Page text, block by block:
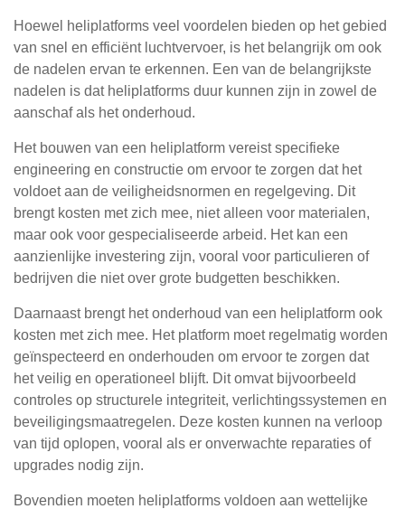
Hoewel heliplatforms veel voordelen bieden op het gebied
van snel en efficiënt luchtvervoer, is het belangrijk om ook
de nadelen ervan te erkennen. Een van de belangrijkste
nadelen is dat heliplatforms duur kunnen zijn in zowel de
aanschaf als het onderhoud.
Het bouwen van een heliplatform vereist specifieke
engineering en constructie om ervoor te zorgen dat het
voldoet aan de veiligheidsnormen en regelgeving. Dit
brengt kosten met zich mee, niet alleen voor materialen,
maar ook voor gespecialiseerde arbeid. Het kan een
aanzienlijke investering zijn, vooral voor particulieren of
bedrijven die niet over grote budgetten beschikken.
Daarnaast brengt het onderhoud van een heliplatform ook
kosten met zich mee. Het platform moet regelmatig worden
geïnspecteerd en onderhouden om ervoor te zorgen dat
het veilig en operationeel blijft. Dit omvat bijvoorbeeld
controles op structurele integriteit, verlichtingssystemen en
beveiligingsmaatregelen. Deze kosten kunnen na verloop
van tijd oplopen, vooral als er onverwachte reparaties of
upgrades nodig zijn.
Bovendien moeten heliplatforms voldoen aan wettelijke